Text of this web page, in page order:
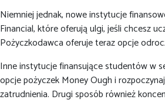
Niemniej jednak, nowe instytucje
Financial, które oferują ulgi, jeśli chcesz
Pożyczkodawca oferuje teraz opcje
Inne instytucje finansujące studentów w
opcje pożyczek Money Ough i
zatrudnienia. Drugi sposób również